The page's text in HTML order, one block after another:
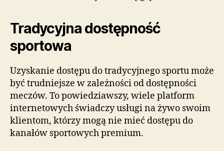
Tradycyjna dostępność
sportowa
Uzyskanie dostępu do tradycyjnego sportu może
być trudniejsze w zależności od dostępności
meczów. To powiedziawszy, wiele platform
internetowych świadczy usługi na żywo swoim
klientom, którzy mogą nie mieć dostępu do
kanałów sportowych premium.